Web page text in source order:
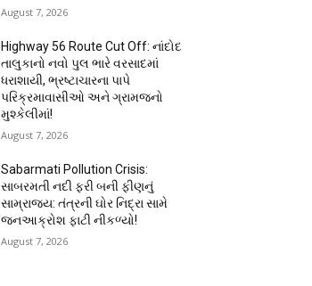
August 7, 2026
Highway 56 Route Cut Off: નાંદોદ
તાલુકાનો નવો પુલ ભારે વરસાદમાં
ધરાશાયી, ભ્રષ્ટાચારના પાપે
પરિક્રમાવાસીઓ અને ગ્રામજનો
મુશ્કેલીમાં!
August 7, 2026
Sabarmati Pollution Crisis:
સાબરમતી નદી ફરી બની ફીણનું
સામ્રાજ્ય: તંત્રની ઘોર નિદ્રા સામે
જનઆક્રોશ ફાટી નીકળ્યો!
August 7, 2026